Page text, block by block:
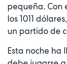
pequeña. Con
los 1011
un partido de
Esta noche ha